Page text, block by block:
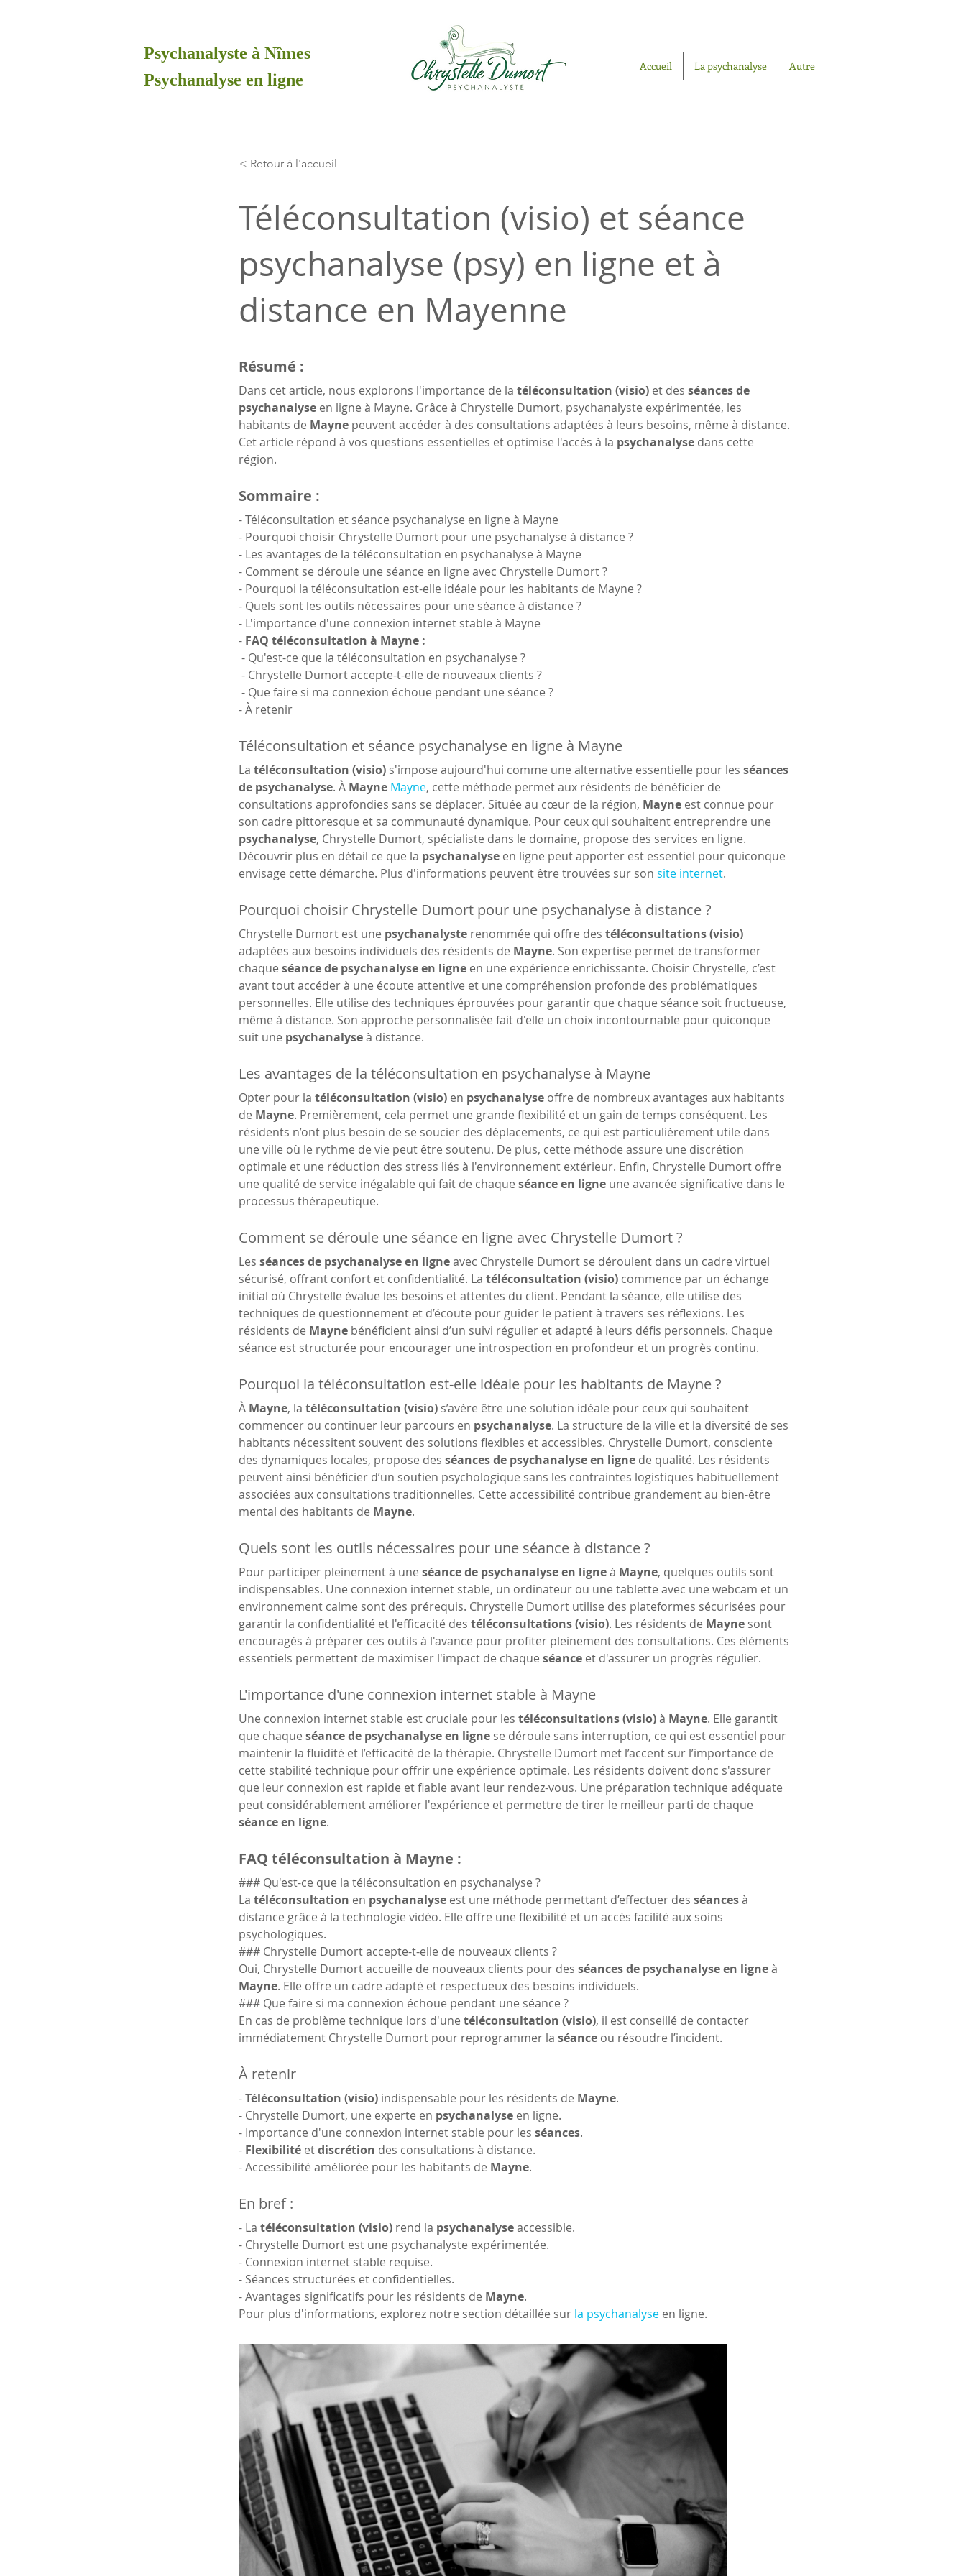
Psychanalyste à Nîmes
Psychanalyse en ligne
Accueil La psychanalyse Autre
< Retour à l'accueil
Téléconsultation (visio) et séance
psychanalyse (psy) en ligne et à
distance en Mayenne
Résumé :
Dans cet article, nous explorons l'importance de la téléconsultation (visio) et des séances de
psychanalyse en ligne à Mayne. Grâce à Chrystelle Dumort, psychanalyste expérimentée, les
habitants de Mayne peuvent accéder à des consultations adaptées à leurs besoins, même à distance.
Cet article répond à vos questions essentielles et optimise l'accès à la psychanalyse dans cette
région.
Sommaire :
- Téléconsultation et séance psychanalyse en ligne à Mayne
- Pourquoi choisir Chrystelle Dumort pour une psychanalyse à distance ?
- Les avantages de la téléconsultation en psychanalyse à Mayne
- Comment se déroule une séance en ligne avec Chrystelle Dumort ?
- Pourquoi la téléconsultation est-elle idéale pour les habitants de Mayne ?
- Quels sont les outils nécessaires pour une séance à distance ?
- L'importance d'une connexion internet stable à Mayne
- FAQ téléconsultation à Mayne :
- Qu'est-ce que la téléconsultation en psychanalyse ?
- Chrystelle Dumort accepte-t-elle de nouveaux clients ?
- Que faire si ma connexion échoue pendant une séance ?
- À retenir
Téléconsultation et séance psychanalyse en ligne à Mayne
La téléconsultation (visio) s'impose aujourd'hui comme une alternative essentielle pour les séances
de psychanalyse. À Mayne Mayne, cette méthode permet aux résidents de bénéficier de
consultations approfondies sans se déplacer. Située au cœur de la région, Mayne est connue pour
son cadre pittoresque et sa communauté dynamique. Pour ceux qui souhaitent entreprendre une
psychanalyse, Chrystelle Dumort, spécialiste dans le domaine, propose des services en ligne.
Découvrir plus en détail ce que la psychanalyse en ligne peut apporter est essentiel pour quiconque
envisage cette démarche. Plus d'informations peuvent être trouvées sur son site internet.
Pourquoi choisir Chrystelle Dumort pour une psychanalyse à distance ?
Chrystelle Dumort est une psychanalyste renommée qui offre des téléconsultations (visio)
adaptées aux besoins individuels des résidents de Mayne. Son expertise permet de transformer
chaque séance de psychanalyse en ligne en une expérience enrichissante. Choisir Chrystelle, c’est
avant tout accéder à une écoute attentive et une compréhension profonde des problématiques
personnelles. Elle utilise des techniques éprouvées pour garantir que chaque séance soit fructueuse,
même à distance. Son approche personnalisée fait d'elle un choix incontournable pour quiconque
suit une psychanalyse à distance.
Les avantages de la téléconsultation en psychanalyse à Mayne
Opter pour la téléconsultation (visio) en psychanalyse offre de nombreux avantages aux habitants
de Mayne. Premièrement, cela permet une grande flexibilité et un gain de temps conséquent. Les
résidents n’ont plus besoin de se soucier des déplacements, ce qui est particulièrement utile dans
une ville où le rythme de vie peut être soutenu. De plus, cette méthode assure une discrétion
optimale et une réduction des stress liés à l'environnement extérieur. Enfin, Chrystelle Dumort offre
une qualité de service inégalable qui fait de chaque séance en ligne une avancée significative dans le
processus thérapeutique.
Comment se déroule une séance en ligne avec Chrystelle Dumort ?
Les séances de psychanalyse en ligne avec Chrystelle Dumort se déroulent dans un cadre virtuel
sécurisé, offrant confort et confidentialité. La téléconsultation (visio) commence par un échange
initial où Chrystelle évalue les besoins et attentes du client. Pendant la séance, elle utilise des
techniques de questionnement et d’écoute pour guider le patient à travers ses réflexions. Les
résidents de Mayne bénéficient ainsi d’un suivi régulier et adapté à leurs défis personnels. Chaque
séance est structurée pour encourager une introspection en profondeur et un progrès continu.
Pourquoi la téléconsultation est-elle idéale pour les habitants de Mayne ?
À Mayne, la téléconsultation (visio) s’avère être une solution idéale pour ceux qui souhaitent
commencer ou continuer leur parcours en psychanalyse. La structure de la ville et la diversité de ses
habitants nécessitent souvent des solutions flexibles et accessibles. Chrystelle Dumort, consciente
des dynamiques locales, propose des séances de psychanalyse en ligne de qualité. Les résidents
peuvent ainsi bénéficier d’un soutien psychologique sans les contraintes logistiques habituellement
associées aux consultations traditionnelles. Cette accessibilité contribue grandement au bien-être
mental des habitants de Mayne.
Quels sont les outils nécessaires pour une séance à distance ?
Pour participer pleinement à une séance de psychanalyse en ligne à Mayne, quelques outils sont
indispensables. Une connexion internet stable, un ordinateur ou une tablette avec une webcam et un
environnement calme sont des prérequis. Chrystelle Dumort utilise des plateformes sécurisées pour
garantir la confidentialité et l'efficacité des téléconsultations (visio). Les résidents de Mayne sont
encouragés à préparer ces outils à l'avance pour profiter pleinement des consultations. Ces éléments
essentiels permettent de maximiser l'impact de chaque séance et d'assurer un progrès régulier.
L'importance d'une connexion internet stable à Mayne
Une connexion internet stable est cruciale pour les téléconsultations (visio) à Mayne. Elle garantit
que chaque séance de psychanalyse en ligne se déroule sans interruption, ce qui est essentiel pour
maintenir la fluidité et l’efficacité de la thérapie. Chrystelle Dumort met l’accent sur l’importance de
cette stabilité technique pour offrir une expérience optimale. Les résidents doivent donc s'assurer
que leur connexion est rapide et fiable avant leur rendez-vous. Une préparation technique adéquate
peut considérablement améliorer l'expérience et permettre de tirer le meilleur parti de chaque
séance en ligne.
FAQ téléconsultation à Mayne :
### Qu'est-ce que la téléconsultation en psychanalyse ?
La téléconsultation en psychanalyse est une méthode permettant d’effectuer des séances à
distance grâce à la technologie vidéo. Elle offre une flexibilité et un accès facilité aux soins
psychologiques.
### Chrystelle Dumort accepte-t-elle de nouveaux clients ?
Oui, Chrystelle Dumort accueille de nouveaux clients pour des séances de psychanalyse en ligne à
Mayne. Elle offre un cadre adapté et respectueux des besoins individuels.
### Que faire si ma connexion échoue pendant une séance ?
En cas de problème technique lors d'une téléconsultation (visio), il est conseillé de contacter
immédiatement Chrystelle Dumort pour reprogrammer la séance ou résoudre l’incident.
À retenir
- Téléconsultation (visio) indispensable pour les résidents de Mayne.
- Chrystelle Dumort, une experte en psychanalyse en ligne.
- Importance d'une connexion internet stable pour les séances.
- Flexibilité et discrétion des consultations à distance.
- Accessibilité améliorée pour les habitants de Mayne.
En bref :
- La téléconsultation (visio) rend la psychanalyse accessible.
- Chrystelle Dumort est une psychanalyste expérimentée.
- Connexion internet stable requise.
- Séances structurées et confidentielles.
- Avantages significatifs pour les résidents de Mayne.
Pour plus d'informations, explorez notre section détaillée sur la psychanalyse en ligne.